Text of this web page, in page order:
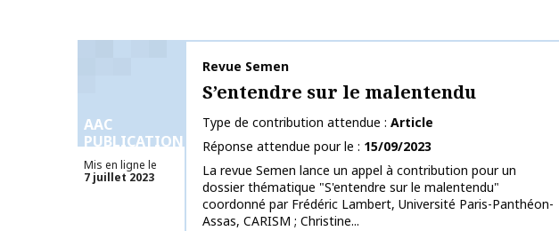
AAC
PUBLICATIONS
Mis en ligne le
7 juillet 2023
Nom de la publication
Revue Semen
S’entendre sur le malentendu
Type de contribution attendue
Article
Réponse attendue pour le
15/09/2023
La revue Semen lance un appel à contribution pour un
dossier thématique "S'entendre sur le malentendu"
coordonné par Frédéric Lambert, Université Paris-Panthéon-
Assas, CARISM ; Christine...